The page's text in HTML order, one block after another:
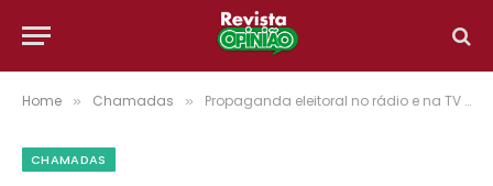
Home » Chamadas » Propaganda eleitoral no rádio e na TV começa nesta sexta-feira em todo Brasil; Veja os horários!!
CHAMADAS